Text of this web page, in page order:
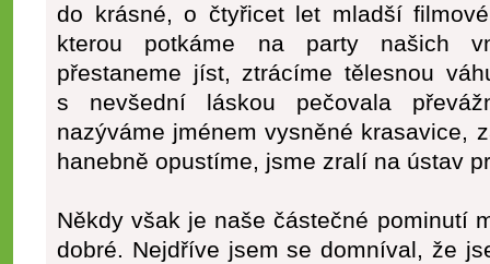
do krásné, o čtyřicet let mladší
kterou potkáme na party našich
přestaneme jíst, ztrácíme tělesnou
s nevšední láskou pečovala
nazýváme jménem vysněné krasavice,
hanebně opustíme, jsme zralí na ústav
Někdy však je naše částečné pominutí
dobré. Nejdříve jsem se domníval, že